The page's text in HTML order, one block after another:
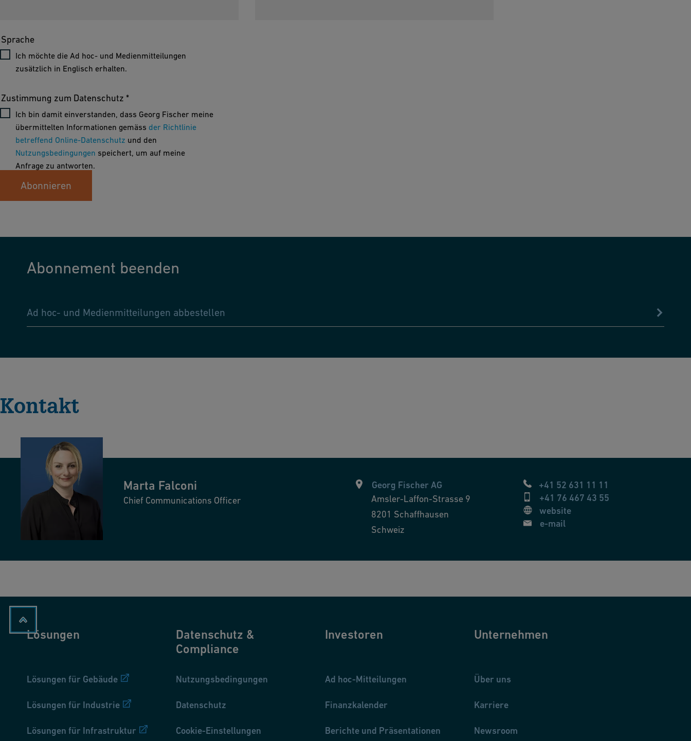
Sprache
Ich möchte die Ad hoc- und Medienmitteilungen
zusätzlich in Englisch erhalten.
Zustimmung zum Datenschutz *
Ich bin damit einverstanden, dass Georg Fischer meine
übermittelten Informationen gemäss der Richtlinie
betreffend Online-Datenschutz und den
Nutzungsbedingungen speichert, um auf meine
Anfrage zu antworten.
Abonnieren
Abonnement beenden
Ad hoc- und Medienmitteilungen abbestellen
Kontakt
Marta Falconi
Chief Communications Officer
Georg Fischer AG
Amsler-Laffon-Strasse 9
8201 Schaffhausen
Schweiz
+41 52 631 11 11
+41 76 467 43 55
website
e-mail
Lösungen
Lösungen für Gebäude
Lösungen für Industrie
Lösungen für Infrastruktur
Datenschutz &
Compliance
Nutzungsbedingungen
Datenschutz
Cookie-Einstellungen
Investoren
Ad hoc-Mitteilungen
Finanzkalender
Berichte und Präsentationen
Unternehmen
Über uns
Karriere
Newsroom